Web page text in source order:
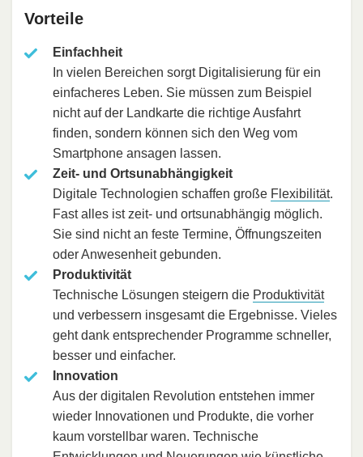
Vorteile
Einfachheit
In vielen Bereichen sorgt Digitalisierung für ein
einfacheres Leben. Sie müssen zum Beispiel
nicht auf der Landkarte die richtige Ausfahrt
finden, sondern können sich den Weg vom
Smartphone ansagen lassen.
Zeit- und Ortsunabhängigkeit
Digitale Technologien schaffen große Flexibilität.
Fast alles ist zeit- und ortsunabhängig möglich.
Sie sind nicht an feste Termine, Öffnungszeiten
oder Anwesenheit gebunden.
Produktivität
Technische Lösungen steigern die Produktivität
und verbessern insgesamt die Ergebnisse. Vieles
geht dank entsprechender Programme schneller,
besser und einfacher.
Innovation
Aus der digitalen Revolution entstehen immer
wieder Innovationen und Produkte, die vorher
kaum vorstellbar waren. Technische